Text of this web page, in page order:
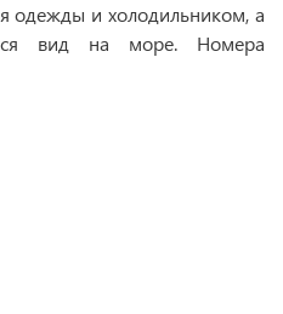
одежды и холодильником, а
вид на море. Номера